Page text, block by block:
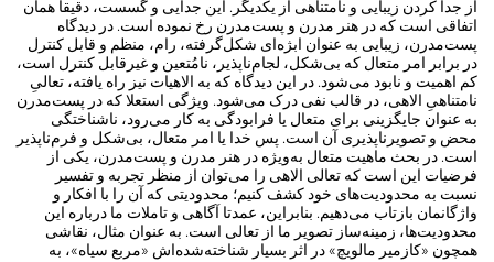
از جدا کردن زیبایی و نامتناهی از یکدیگر. این جدایی و گسست، دقیقا همان
اتفاقی است که در هنر مدرن و پست‌مدرن رخ نموده است. در دیدگاه
پست‌مدرن، زیبایی به عنوان ابژه‌ای شکل‌گرفته، رام، منظم و قابل کنترل
در برابر امر متعال که بی‌شکل، لجام‌ناپذیر، نامُتعین و غیرقابل کنترل است،
کم اهمیت و نابود می‌شود. در این دیدگاه که به الاهیات نیز راه یافته، تعالیِ
نامتناهیِ الاهی، در قالب نفی درک می‌شود. ویژگی استعلا که در پست‌مدرن
به عنوان جایگزینی برای متعال یا فرابودگی به کار می‌رود، ناشناختگی
محض و تصویر‌ناپذیری آن است. پس خدا یا امر متعال، بی‌شکل و فرم‌ناپذیر
است. در بحث ماهیت متعال به‌ویژه در هنر مدرن و پست‌مدرن، یکی از
فرضیات این است که تعالی الاهی را می‌توان از منظر تجربه و تفسیر
نسبت به محدودیت‌های خود کشف کنیم؛ محدودیتی که آن‌ را با افکار و
واژگانمان بازتاب می‌دهیم. بنابراین، عمدتا آگاهی و تاملات ما درباره این
محدودیت‌ها، زمینه‌ساز تصویر ما از تعالی است. به عنوان مثال، نقاشی
همچون «کازمیر مالویچ» در اثر بسیار شناخته‌شده‌اش «مربع سیاه»، به